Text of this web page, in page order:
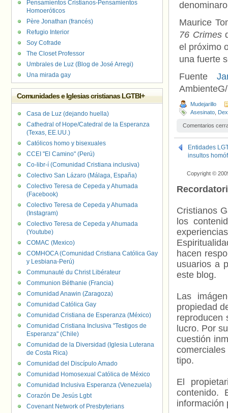
Maurice
76 Crimes
el próximo
una fuerte
Fuente
Mudejarillo
Asesinato
Comentarios
Entidades
insultos
Copyright ©
Cristianos
los
hacen
usuarios a
este blog.
Las
propiedad
reproducen
lucro. Por
cuestión
tipo.
El
contenido.
información
Pensamientos Cristianos-Pensamientos
Homoeróticos
Père Jonathan (francés)
Refugio Interior
Soy Cofrade
The Closet Professor
Umbrales de Luz (Blog de José Arregi)
Una mirada gay
Comunidades e Iglesias cristianas LGTBI+
Casa de Luz (dejando huella)
Cathedral of Hope/Catedral de la Esperanza
(Texas, EE.UU.)
Católicos homo y bisexuales
CCEI "El Camino" (Perú)
Co-libr-í (Comunidad Cristiana inclusiva)
Colectivo San Lázaro (Málaga, España)
Colectivo Teresa de Cepeda y Ahumada
(Facebook)
Colectivo Teresa de Cepeda y Ahumada
(Instagram)
Colectivo Teresa de Cepeda y Ahumada
(Youtube)
COMAC (Mexico)
COMHOCA (Comunidad Cristiana Católica Gay
y Lesbiana-Perú)
Communauté du Christ Libérateur
Communion Béthanie (Francia)
Comunidad Anawin (Zaragoza)
Comunidad Católica Gay
Comunidad Cristiana de Esperanza (México)
Comunidad Cristiana Inclusiva "Testigos de
Esperanza" (Chile)
Comunidad de la Diversidad (Iglesia Luterana
de Costa Rica)
Comunidad del Discípulo Amado
Comunidad Homosexual Católica de México
Comunidad Inclusiva Esperanza (Venezuela)
Corazón De Jesús Lgbt
Covenant Network of Presbyterians